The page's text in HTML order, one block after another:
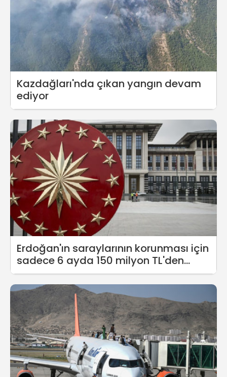
Kazdağları'nda çıkan yangın devam
ediyor
Erdoğan'ın saraylarının korunması için
sadece 6 ayda 150 milyon TL'den
fazla para harcandı